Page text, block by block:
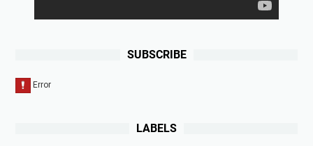
SUBSCRIBE
LABELS